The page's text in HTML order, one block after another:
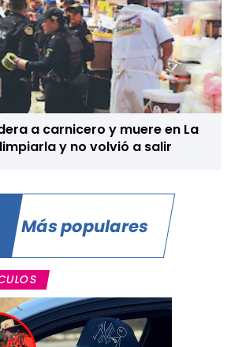
a carnicero y muere en La
y no volvió a salir
Más populares